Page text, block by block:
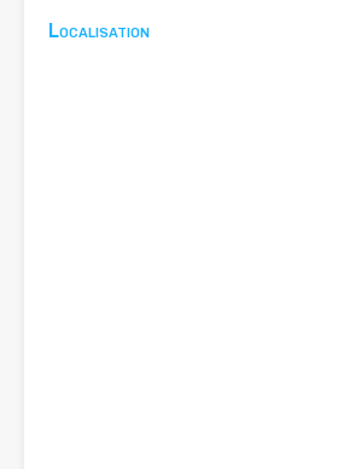
Localisation